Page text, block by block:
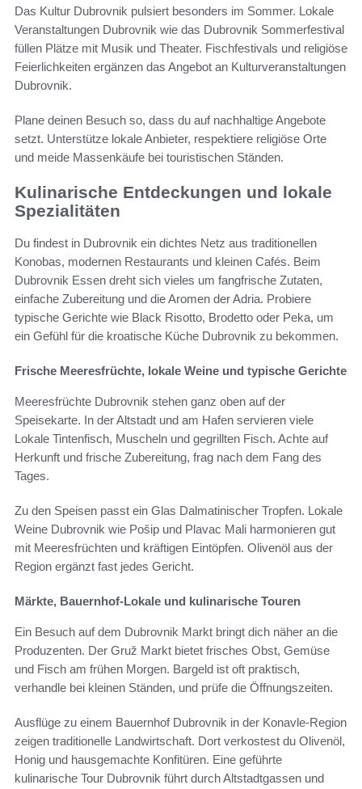
Das Kultur Dubrovnik pulsiert besonders im Sommer. Lokale
Veranstaltungen Dubrovnik wie das Dubrovnik Sommerfestival
füllen Plätze mit Musik und Theater. Fischfestivals und religiöse
Feierlichkeiten ergänzen das Angebot an Kulturveranstaltungen
Dubrovnik.
Plane deinen Besuch so, dass du auf nachhaltige Angebote
setzt. Unterstütze lokale Anbieter, respektiere religiöse Orte
und meide Massenkäufe bei touristischen Ständen.
Kulinarische Entdeckungen und lokale
Spezialitäten
Du findest in Dubrovnik ein dichtes Netz aus traditionellen
Konobas, modernen Restaurants und kleinen Cafés. Beim
Dubrovnik Essen dreht sich vieles um fangfrische Zutaten,
einfache Zubereitung und die Aromen der Adria. Probiere
typische Gerichte wie Black Risotto, Brodetto oder Peka, um
ein Gefühl für die kroatische Küche Dubrovnik zu bekommen.
Frische Meeresfrüchte, lokale Weine und typische Gerichte
Meeresfrüchte Dubrovnik stehen ganz oben auf der
Speisekarte. In der Altstadt und am Hafen servieren viele
Lokale Tintenfisch, Muscheln und gegrillten Fisch. Achte auf
Herkunft und frische Zubereitung, frag nach dem Fang des
Tages.
Zu den Speisen passt ein Glas Dalmatinischer Tropfen. Lokale
Weine Dubrovnik wie Pošip und Plavac Mali harmonieren gut
mit Meeresfrüchten und kräftigen Eintöpfen. Olivenöl aus der
Region ergänzt fast jedes Gericht.
Märkte, Bauernhof-Lokale und kulinarische Touren
Ein Besuch auf dem Dubrovnik Markt bringt dich näher an die
Produzenten. Der Gruž Markt bietet frisches Obst, Gemüse
und Fisch am frühen Morgen. Bargeld ist oft praktisch,
verhandle bei kleinen Ständen, und prüfe die Öffnungszeiten.
Ausflüge zu einem Bauernhof Dubrovnik in der Konavle-Region
zeigen traditionelle Landwirtschaft. Dort verkostest du Olivenöl,
Honig und hausgemachte Konfitüren. Eine geführte
kulinarische Tour Dubrovnik führt durch Altstadtgassen und